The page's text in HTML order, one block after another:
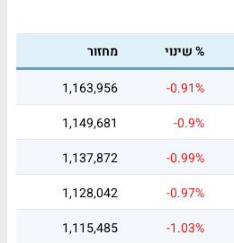
% שינוי
מחזור
-0.91%
1,163,956
-0.9%
1,149,681
-0.99%
1,137,872
-0.97%
1,128,042
-1.03%
1,115,485